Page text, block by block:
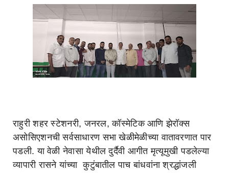
राहुरी शहर स्टेशनरी, जनरल, कॉस्मेटिक आणि झेरॉक्स
असोसिएशनची सर्वसाधारण सभा खेळीमेळीच्या वातावरणात पार
पडली. या वेळी नेवासा येथील दुर्दैवी आगीत मृत्यूमुखी पडलेल्या
व्यापारी रासने यांच्या कुटुंबातील पाच बांधवांना श्रद्धांजली